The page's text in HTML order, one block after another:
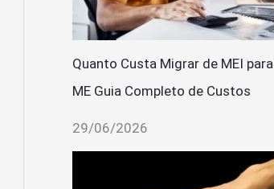
Quanto Custa Migrar de MEI para
ME Guia Completo de Custos
29/06/2026